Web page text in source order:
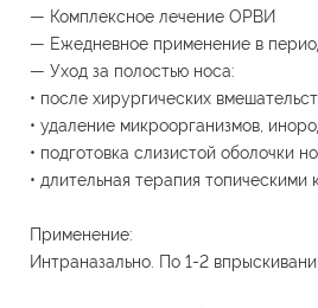
— Комплексное лечение ОРВИ
— Ежедневное применение в
— Уход за полостью носа:
• после хирургических
• удаление микроорганизмов,
• подготовка слизистой оболочки
• длительная терапия топическими
Применение:
Интраназально. По 1-2